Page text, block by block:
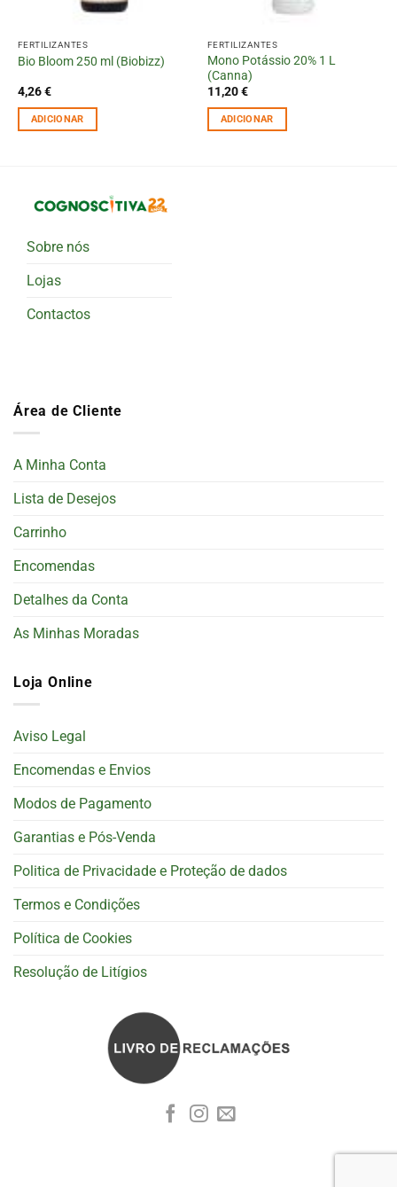
FERTILIZANTES
Bio Bloom 250 ml (Biobizz)
4,26€
ADICIONAR
FERTILIZANTES
Mono Potássio 20% 1 L
(Canna)
11,20€
ADICIONAR
Sobre nós
Lojas
Contactos
Área de Cliente
A Minha Conta
Lista de Desejos
Carrinho
Encomendas
Detalhes da Conta
As Minhas Moradas
Loja Online
Aviso Legal
Encomendas e Envios
Modos de Pagamento
Garantias e Pós-Venda
Politica de Privacidade e Proteção de dados
Termos e Condições
Política de Cookies
Resolução de Litígios